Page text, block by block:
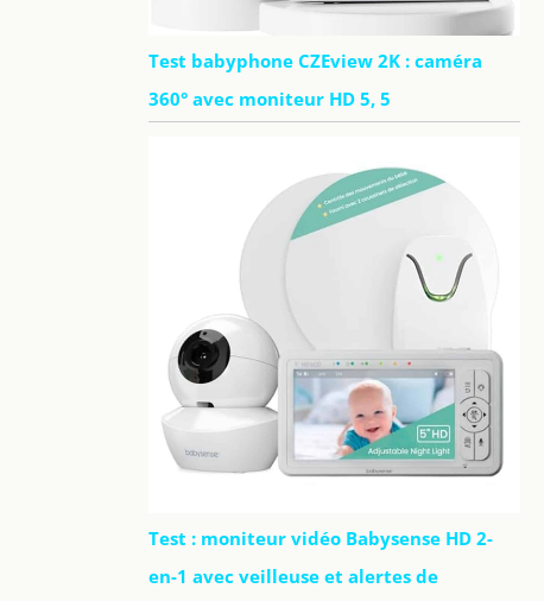
Test babyphone CZEview 2K : caméra
360° avec moniteur HD 5, 5
Test : moniteur vidéo Babysense HD 2-
en-1 avec veilleuse et alertes de